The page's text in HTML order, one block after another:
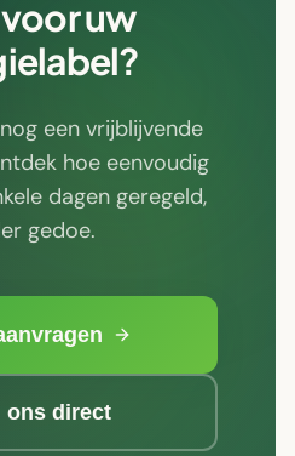
uw
een vrijblijvende
hoe eenvoudig
dagen geregeld,
gedoe.
ons direct